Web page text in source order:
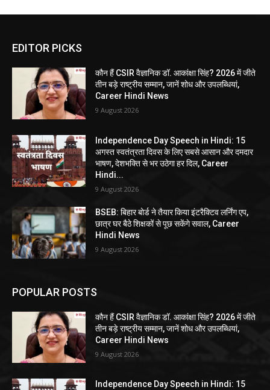
EDITOR PICKS
कौन हैं CSIR वैज्ञानिक डॉ. आकांक्षा सिंह? 2026 में जीते
तीन बड़े राष्ट्रीय सम्मान, जानें शोध और उपलब्धियां,
Career Hindi News
9 August 2026
Independence Day Speech in Hindi: 15
अगस्त स्वतंत्रता दिवस के लिए सबसे आसान और दमदार
भाषण, देशभक्ति से भर उठेगा हर दिल, Career
Hindi...
9 August 2026
BSEB: बिहार बोर्ड ने तैयार किया इंटरैक्टिव लर्निंग एप,
छात्र घर बैठे शिक्षकों से पूछ सकेंगे सवाल, Career
Hindi News
9 August 2026
POPULAR POSTS
कौन हैं CSIR वैज्ञानिक डॉ. आकांक्षा सिंह? 2026 में जीते
तीन बड़े राष्ट्रीय सम्मान, जानें शोध और उपलब्धियां,
Career Hindi News
9 August 2026
Independence Day Speech in Hindi: 15